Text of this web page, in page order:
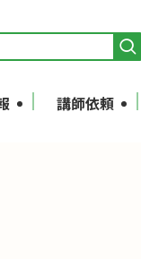
講師依頼